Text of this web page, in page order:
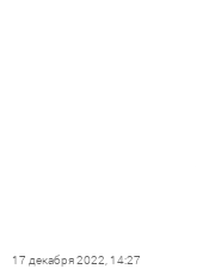
17 декабря 2022, 14:27